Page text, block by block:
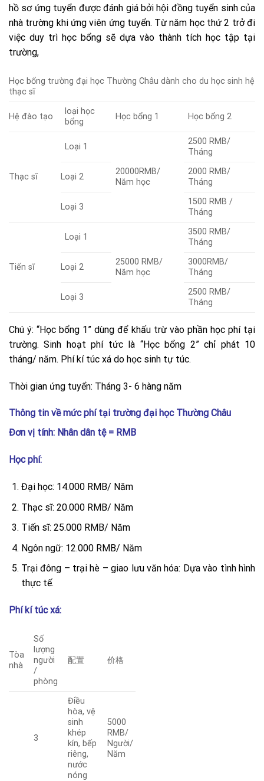
hồ sơ ứng tuyển được đánh giá bởi hội đồng tuyển sinh của
nhà trường khi ứng viên ứng tuyển. Từ năm học thứ 2 trở đi
việc duy trì học bổng sẽ dựa vào thành tích học tập tại
trường,
Học bổng trường đại học Thường Châu dành cho du học sinh hệ
thạc sĩ
Hệ đào tạo
loại học
bổng
Học bổng 1 Học bổng 2
Thạc sĩ
Loại 1
20000RMB/
Năm học
2500 RMB/
Tháng
Loại 2
2000 RMB/
Tháng
Loại 3
1500 RMB /
Tháng
Tiến sĩ
Loại 1
25000 RMB/
Năm học
3500 RMB/
Tháng
Loại 2
3000RMB/
Tháng
Loại 3
2500 RMB/
Tháng
Chú ý: “Học bổng 1” dùng để khấu trừ vào phần học phí tại
trường. Sinh hoạt phí tức là “Học bổng 2” chỉ phát 10
tháng/ năm. Phí kí túc xá do học sinh tự túc.
Thời gian ứng tuyển: Tháng 3- 6 hàng năm
Thông tin về mức phí tại trường đại học Thường Châu
Đơn vị tính: Nhân dân tệ = RMB
Học phí:
Đại học: 14.000 RMB/ Năm
Thạc sĩ: 20.000 RMB/ Năm
Tiến sĩ: 25.000 RMB/ Năm
Ngôn ngữ: 12.000 RMB/ Năm
Trại đông – trại hè – giao lưu văn hóa: Dựa vào tình hình
thực tế.
Phí kí túc xá:
Tòa
nhà
Số
lượng
người
/
phòng
配置 价格
3
Điều
hòa, vệ
sinh
khép
kín, bếp
riêng,
nước
nóng
5000
RMB/
Người/
Năm